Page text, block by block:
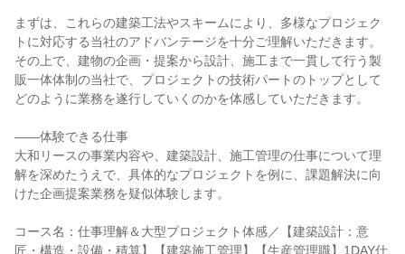
まずは、これらの建築工法やスキームにより、多様なプロジェク
トに対応する当社のアドバンテージを十分ご理解いただきます。
その上で、建物の企画・提案から設計、施工まで一貫して行う製
販一体体制の当社で、プロジェクトの技術パートのトップとして
どのように業務を遂行していくのかを体感していただきます。
――体験できる仕事
大和リースの事業内容や、建築設計、施工管理の仕事について理
解を深めたうえで、具体的なプロジェクトを例に、課題解決に向
けた企画提案業務を疑似体験します。
コース名：仕事理解＆大型プロジェクト体感／【建築設計：意
匠・構造・設備・積算】【建築施工管理】【生産管理職】1DAY仕